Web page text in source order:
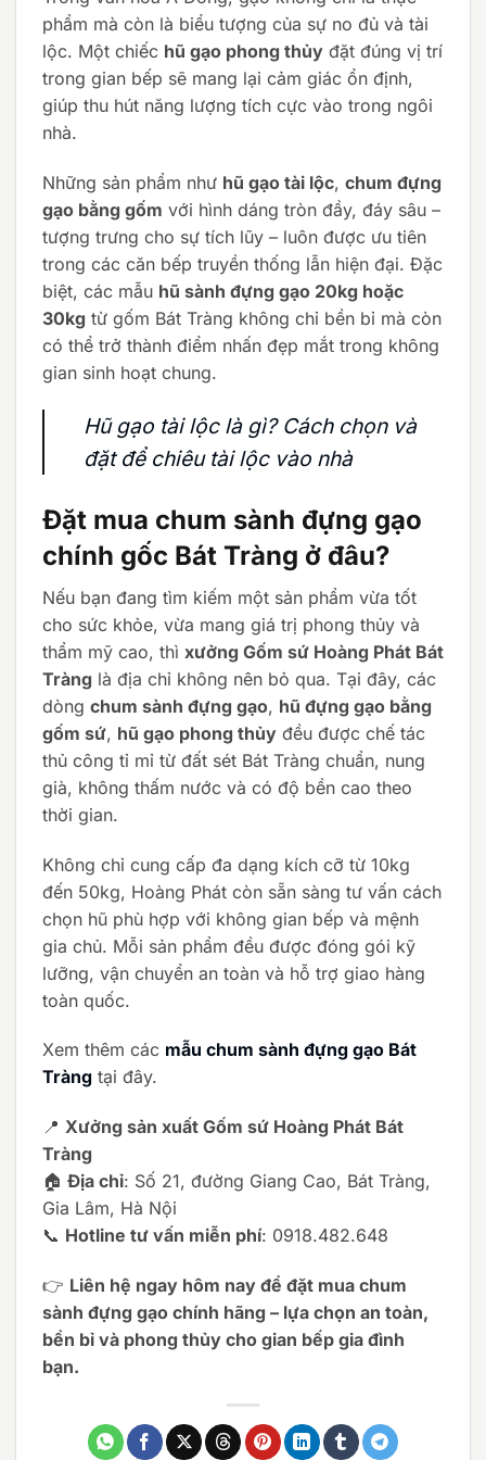
phẩm mà còn là biểu tượng của sự no đủ và tài
lộc. Một chiếc hũ gạo phong thủy đặt đúng vị trí
trong gian bếp sẽ mang lại cảm giác ổn định,
giúp thu hút năng lượng tích cực vào trong ngôi
nhà.
Những sản phẩm như hũ gạo tài lộc, chum đựng
gạo bằng gốm với hình dáng tròn đầy, đáy sâu –
tượng trưng cho sự tích lũy – luôn được ưu tiên
trong các căn bếp truyền thống lẫn hiện đại. Đặc
biệt, các mẫu hũ sành đựng gạo 20kg hoặc
30kg từ gốm Bát Tràng không chỉ bền bỉ mà còn
có thể trở thành điểm nhấn đẹp mắt trong không
gian sinh hoạt chung.
Hũ gạo tài lộc là gì? Cách chọn và
đặt để chiêu tài lộc vào nhà
Đặt mua chum sành đựng gạo
chính gốc Bát Tràng ở đâu?
Nếu bạn đang tìm kiếm một sản phẩm vừa tốt
cho sức khỏe, vừa mang giá trị phong thủy và
thẩm mỹ cao, thì xưởng Gốm sứ Hoàng Phát Bát
Tràng là địa chỉ không nên bỏ qua. Tại đây, các
dòng chum sành đựng gạo, hũ đựng gạo bằng
gốm sứ, hũ gạo phong thủy đều được chế tác
thủ công tỉ mỉ từ đất sét Bát Tràng chuẩn, nung
già, không thấm nước và có độ bền cao theo
thời gian.
Không chỉ cung cấp đa dạng kích cỡ từ 10kg
đến 50kg, Hoàng Phát còn sẵn sàng tư vấn cách
chọn hũ phù hợp với không gian bếp và mệnh
gia chủ. Mỗi sản phẩm đều được đóng gói kỹ
lưỡng, vận chuyển an toàn và hỗ trợ giao hàng
toàn quốc.
Xem thêm các mẫu chum sành đựng gạo Bát
Tràng tại đây.
📍 Xưởng sản xuất Gốm sứ Hoàng Phát Bát
Tràng
🏠 Địa chỉ: Số 21, đường Giang Cao, Bát Tràng,
Gia Lâm, Hà Nội
📞 Hotline tư vấn miễn phí: 0918.482.648
👉 Liên hệ ngay hôm nay để đặt mua chum
sành đựng gạo chính hãng – lựa chọn an toàn,
bền bỉ và phong thủy cho gian bếp gia đình
bạn.